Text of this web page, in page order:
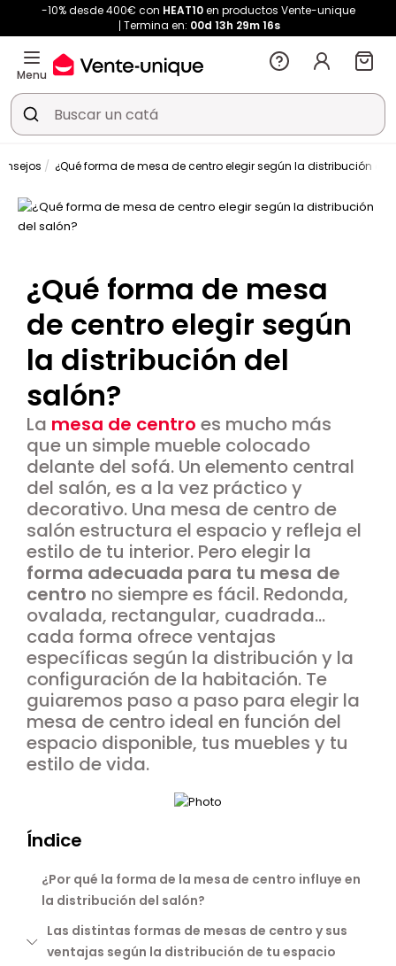
-10% desde 400€ con HEAT10en productos Vente-unique
Termina en: 00d 13h 29m16s
Menu
¿Qué forma de mesa de centro elegir según la distribución del
¿Qué forma de mesa
de centro elegir según
la distribución del
salón?
La mesa de centro es mucho más
que un simple mueble colocado
delante del sofá. Un elemento central
del salón, es a la vez práctico y
decorativo. Una mesa de centro de
salón estructura el espacio y refleja el
estilo de tu interior. Pero elegir la
forma adecuada para tu mesa de
centro no siempre es fácil. Redonda,
ovalada, rectangular, cuadrada...
cada forma ofrece ventajas
específicas según la distribución y la
configuración de la habitación. Te
guiaremos paso a paso para elegir la
mesa de centro ideal en función del
espacio disponible, tus muebles y tu
estilo de vida.
Índice
¿Por qué la forma de la mesa de centro influye en
la distribución del salón?
Las distintas formas de mesas de centro y sus
ventajas según la distribución de tu espacio